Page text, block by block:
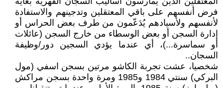
فرض أنفسهم على باقي المعتقلين وتدجينهم والاستفادة
لأنفسهم ولأسيادهم يُدَعّمون من طرف بعض الحراس أو
إدارة السجن أو بعض الوسطاء من خارج السجن (عائلات
أو سماسرة...)، أي عندما يؤدي السجين دور/وظيفة
السجان..
شخصيا، عشت تجربة الكاشو مرتين بسجن اسفي (مول
البركي) سنتي 1984 و1985 ومرة واحدة بسجن مراكش